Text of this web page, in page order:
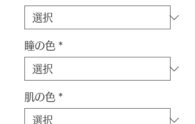
瞳の色 *
肌の色 *